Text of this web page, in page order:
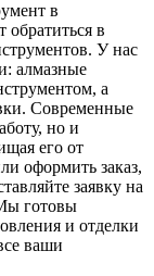
в
в
У нас
алмазные
а
Современные
но и
его от
оформить заказ,
заявку на
готовы
и отделки
ваши